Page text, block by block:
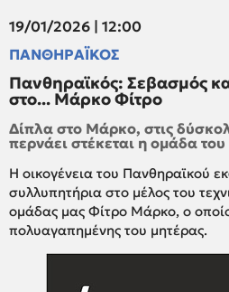
19/01/2026 | 12:00
ΠΑΝΘΗΡΑΪΚΟΣ
Πανθηραϊκός: Σεβασμός
στο... Μάρκο Φίτρο
Δίπλα στο Μάρκο, στις
περνάει στέκεται η ομάδα
Η οικογένεια του Πανθηραϊκού
συλλυπητήρια στο μέλος του
ομάδας μας Φίτρο Μάρκο, ο
πολυαγαπημένης του μητέρας.